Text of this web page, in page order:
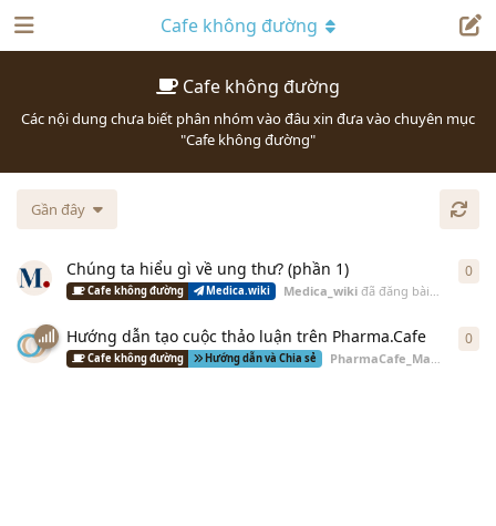
Cafe không đường
Các nội dung chưa biết phân nhóm vào đâu xin đưa vào chuyên mục
"Cafe không đường"
Cafe không đường
Gần đây
Chúng ta hiểu gì về ung thư? (phần 1)
Cafe không đường Medica.wiki Medica_wikiđã đăng bài 23 Th07
0
Hướng dẫn tạo cuộc thảo luận trên Pharma.Cafe
Cafe không đường Hướng dẫn và Chia sẻ PharmaCafe_Master
0